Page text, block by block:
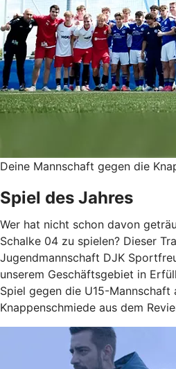
Deine Mannschaft gegen die
Spiel des Jahres
Wer hat nicht schon davon
Schalke 04 zu spielen? Dieser
Jugendmannschaft DJK
unserem Geschäftsgebiet in
Spiel gegen die U15-
Knappenschmiede aus dem